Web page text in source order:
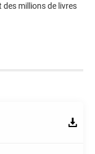
millions de livres